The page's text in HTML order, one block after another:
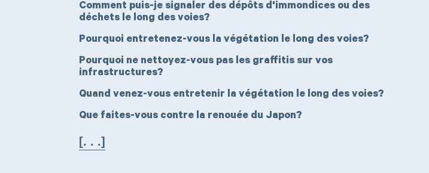
Comment puis-je signaler des dépôts d'immondices ou des
déchets le long des voies?
Pourquoi entretenez-vous la végétation le long des voies?
Pourquoi ne nettoyez-vous pas les graffitis sur vos
infrastructures?
Quand venez-vous entretenir la végétation le long des voies?
Que faites-vous contre la renouée du Japon?
[. . .]